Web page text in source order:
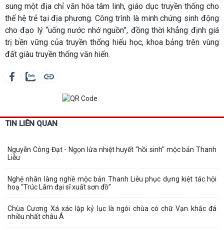
sung một địa chỉ văn hóa tâm linh, giáo dục truyền thống cho
thế hệ trẻ tại địa phương. Công trình là minh chứng sinh động
cho đạo lý “uống nước nhớ nguồn”, đồng thời khẳng định giá
trị bền vững của truyền thống hiếu học, khoa bảng trên vùng
đất giàu truyền thống văn hiến.
TIN LIÊN QUAN
Nguyễn Công Đạt - Ngọn lửa nhiệt huyết "hồi sinh" mộc bản Thanh
Liễu
Nghệ nhân làng nghề mộc bản Thanh Liễu phục dựng kiệt tác hội
hoạ “Trúc Lâm đại sĩ xuất sơn đồ”
Chùa Cương Xá xác lập kỷ lục là ngôi chùa có chữ Vạn khắc đá
nhiều nhất châu Á